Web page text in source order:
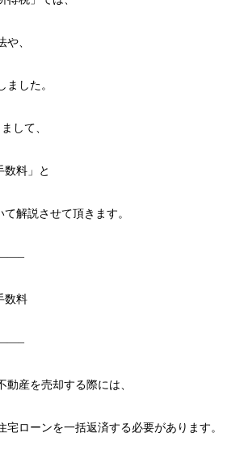
や、
ました。
して、
数料」と
て解説させて頂きます。
数料
動産を売却する際には、
宅ローンを一括返済する必要があります。